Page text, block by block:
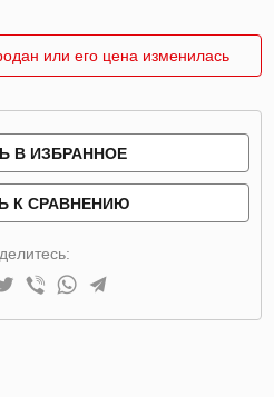
или его цена изменилась
В ИЗБРАННОЕ
К СРАВНЕНИЮ